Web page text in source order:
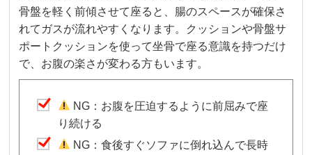
骨盤を軽く前傾させて座ると、腸のスペースが確保さ
れてガスが流れやすくなります。クッションや骨盤サ
ポートクッションを使って坐骨で座る意識を持つだけ
で、お腹の楽さが変わる方もいます。
NG：お腹を圧迫するように前屈みで座
り続ける
NG：食後すぐソファに倒れ込んで長時